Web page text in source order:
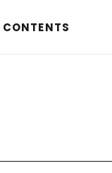
CONTENTS